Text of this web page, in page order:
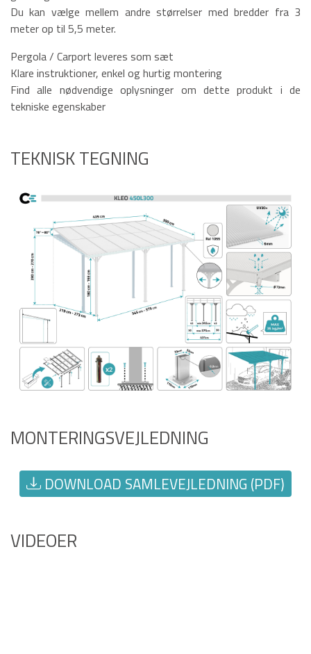
Du kan vælge mellem andre størrelser med bredder fra 3
meter op til 5,5 meter.
Pergola / Carport leveres som sæt
Klare instruktioner, enkel og hurtig montering
Find alle nødvendige oplysninger om dette produkt i de
tekniske egenskaber
TEKNISK TEGNING
MONTERINGSVEJLEDNING
DOWNLOAD SAMLEVEJLEDNING (PDF)
VIDEOER